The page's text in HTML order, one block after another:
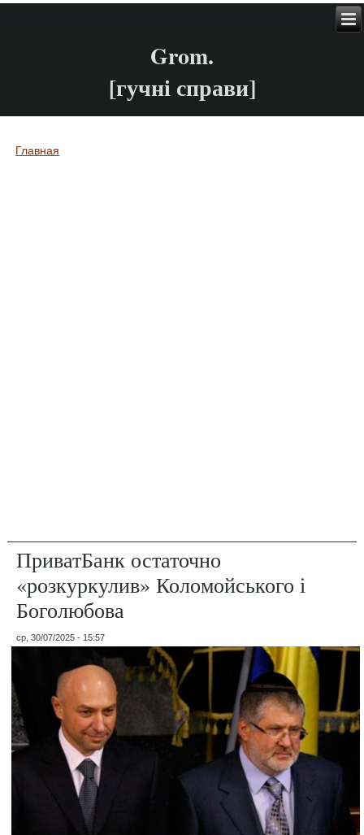
Grom.
[гучні справи]
Вы здесь
Главная
ПриватБанк остаточно
«розкуркулив» Коломойського і
Боголюбова
ср, 30/07/2025 - 15:57